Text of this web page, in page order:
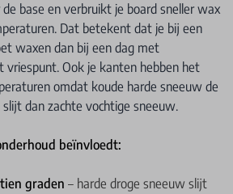
base en verbruikt je board sneller wax
Dat betekent dat je bij een
waxen dan bij een dag met
vriespunt. Ook je kanten hebben het
omdat koude harde sneeuw de
dan zachte vochtige sneeuw.
beïnvloedt:
graden – harde droge sneeuw slijt